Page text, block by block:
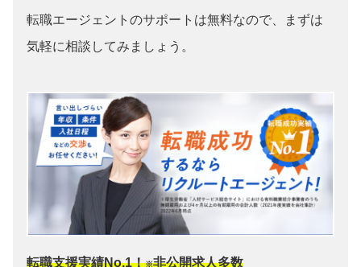
転職エージェントのサポートは無料なので、まずは
気軽に相談してみましょう。
転職支援実績No.1！※非公開求人多数